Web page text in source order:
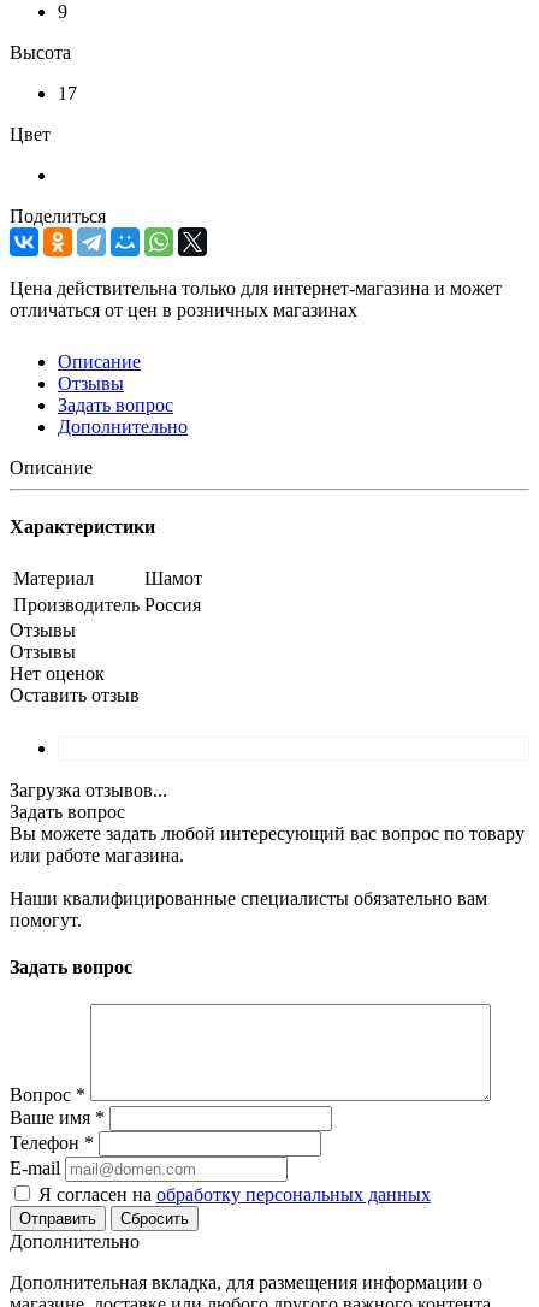
9
Высота
17
Цвет
Поделиться
Цена действительна только для интернет-магазина и может
отличаться от цен в розничных магазинах
Описание
Отзывы
Задать вопрос
Дополнительно
Описание
Характеристики
Материал
Шамот
Производитель Россия
Отзывы
Отзывы
Нет оценок
Оставить отзыв
Загрузка отзывов...
Задать вопрос
Вы можете задать любой интересующий вас вопрос по товару
или работе магазина.
Наши квалифицированные специалисты обязательно вам
помогут.
Задать вопрос
Вопрос *
Ваше имя *
Телефон *
E-mail
Я согласен на обработку персональных данных
Сбросить
Дополнительно
Дополнительная вкладка, для размещения информации о